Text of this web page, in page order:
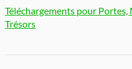
Téléchargements pour Portes,
Trésors